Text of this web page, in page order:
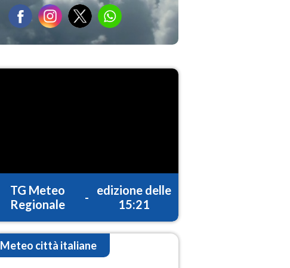
TG Meteo
Regionale
-
edizione delle
15:21
Meteo città italiane